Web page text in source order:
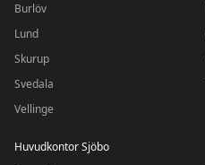
Burlöv
Lund
Skurup
Svedala
Vellinge
Huvudkontor Sjöbo